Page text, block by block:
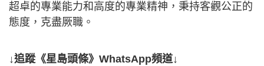
超卓的專業能力和高度的專業精神，秉持客觀公正的
態度，克盡厥職。
↓追蹤《星島頭條》WhatsApp頻道↓